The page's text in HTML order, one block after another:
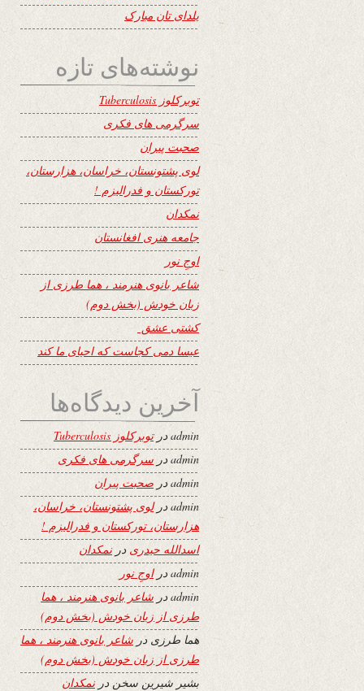
یلدای تان مبارک
نوشته‌های تازه
توبرکلوز Tuberculosis
سرگرمی های فکری
صحبت پیران
لوی پشتونستان، خراسان، هزارستان،
تورکستان و فدرالیزم !
نمکدان
جامعه هنری افغانستان
اوجِ نور
شاعر بانوی هنرمند ، هما طرزی از
زبان خودش (بخش دوم)
کشتی عشق
عیسا دمی کجاست که احیای ما کند
آخرین دیدگاه‌ها
adminدرتوبرکلوز Tuberculosis
admin در سرگرمی های فکری
admin در صحبت پیران
adminدرلوی پشتونستان، خراسان،
هزارستان، تورکستان و فدرالیزم !
اسدالله حیدری درنمکدان
adminدراوجِ نور
adminدر شاعر بانوی هنرمند ، هما
طرزی از زبان خودش (بخش دوم)
هما طرزی در شاعر بانوی هنرمند ، هما
طرزی از زبان خودش (بخش دوم)
بشیر شیرین سخن درنمکدان